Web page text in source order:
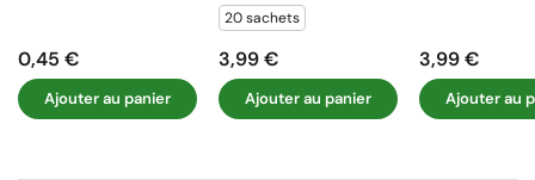
Prix
0,45 €
Ajouter au panier
20 sachets
Prix
3,99 €
Ajouter au panier
Prix
3,99 €
Ajouter au